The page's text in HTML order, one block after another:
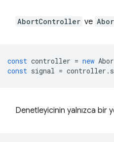
AbortController ve
const controller = new
const signal = controller .
Denetleyicinin yalnızca bir